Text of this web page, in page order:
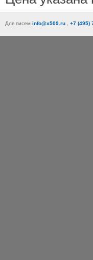
Для писем info@x509.ru +7 (495)